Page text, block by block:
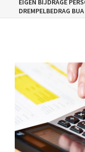
EIGEN BIJDRAGE
DREMPELBEDRAG BUA